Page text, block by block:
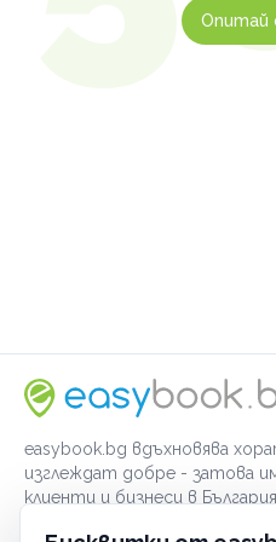
Опитай
easybook.bg вдъхновява
изглеждат добре - затова
клиенти и бизнеси в